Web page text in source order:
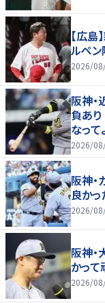
【広島
ルペン
2026/
阪神
負あ
なって
2026/
阪神・
良か
2026/
阪神
かって
2026/